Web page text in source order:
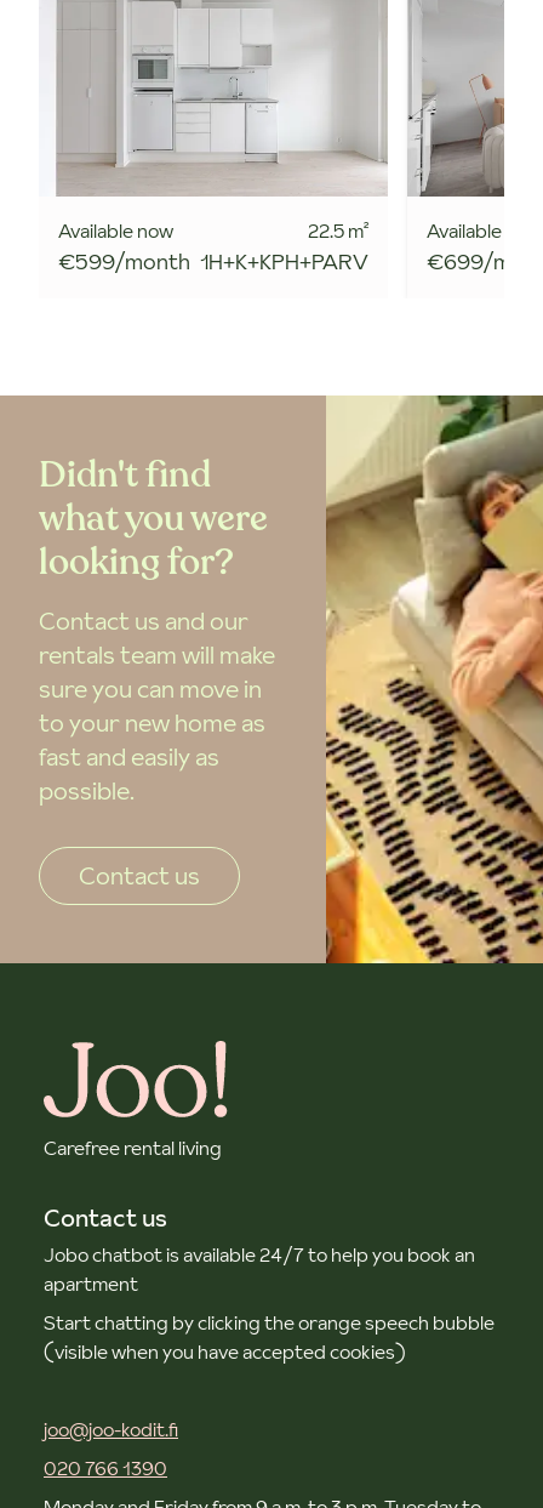
Available now
€599/month
22.5m²
1H+K+KPH+PARV
Available now
€699/
Didn't find
what you were
looking for?
Contact us and our
rentals team will make
sure you can move in
to your new home as
fast and easily as
possible.
Contact us
Carefree rental living
Contact us
Jobo chatbot is available 24/7 to help you book an
apartment
Start chatting by clicking the orange speech bubble
(visible when you have accepted cookies)
joo@joo-kodit.fi
020 766 1390